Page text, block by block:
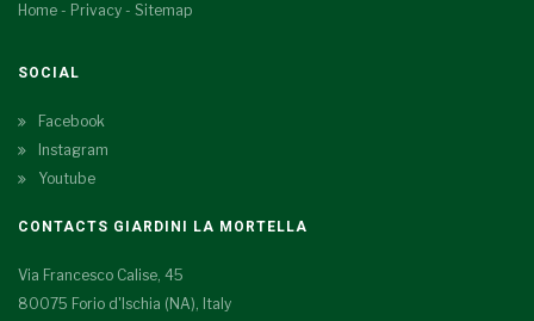
Home - Privacy - Sitemap
SOCIAL
Facebook
Instagram
Youtube
CONTACTS GIARDINI LA MORTELLA
Via Francesco Calise, 45
80075 Forio d'Ischia (NA), Italy